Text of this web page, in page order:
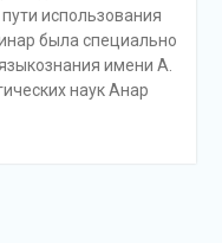
использования
была специально
имени А.
наук Анар